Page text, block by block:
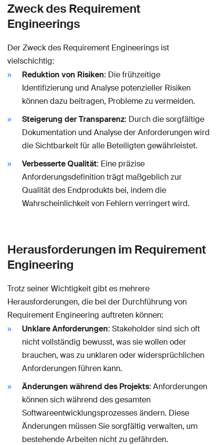
Zweck des Requirement
Engineerings
Der Zweck des Requirement Engineerings ist
vielschichtig:
Reduktion von Risiken: Die frühzeitige
Identifizierung und Analyse potenzieller Risiken
können dazu beitragen, Probleme zu vermeiden.
Steigerung der Transparenz: Durch die sorgfältige
Dokumentation und Analyse der Anforderungen wird
die Sichtbarkeit für alle Beteiligten gewährleistet.
Verbesserte Qualität: Eine präzise
Anforderungsdefinition trägt maßgeblich zur
Qualität des Endprodukts bei, indem die
Wahrscheinlichkeit von Fehlern verringert wird.
Herausforderungen im Requirement
Engineering
Trotz seiner Wichtigkeit gibt es mehrere
Herausforderungen, die bei der Durchführung von
Requirement Engineering auftreten können:
Unklare Anforderungen: Stakeholder sind sich oft
nicht vollständig bewusst, was sie wollen oder
brauchen, was zu unklaren oder widersprüchlichen
Anforderungen führen kann.
Änderungen während des Projekts: Anforderungen
können sich während des gesamten
Softwareentwicklungsprozesses ändern. Diese
Änderungen müssen Sie sorgfältig verwalten, um
bestehende Arbeiten nicht zu gefährden.